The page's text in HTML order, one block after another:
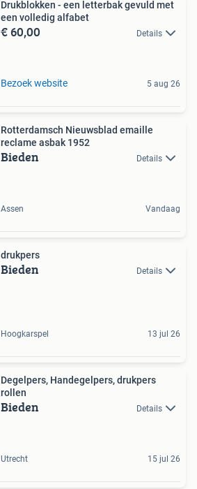
Drukblokken - een letterbak gevuld met
een volledig alfabet
€ 60,00 Details
Bezoek website 5 aug 26
Rotterdamsch Nieuwsblad emaille
reclame asbak 1952
Bieden Details
Assen Vandaag
drukpers
Bieden Details
Hoogkarspel 13 jul 26
Degelpers, Handegelpers, drukpers
rollen
Bieden Details
Utrecht 15 jul 26